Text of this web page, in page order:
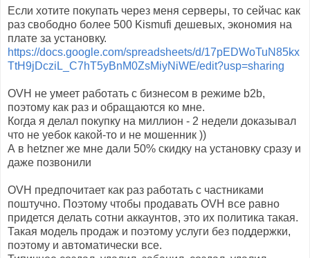
Если хотите покупать через меня серверы, то сейчас как
раз свободно более 500 Kismufi дешевых, экономия на
плате за установку.
https://docs.google.com/spreadsheets/d/17pEDWoTuN85kx
TtH9jDcziL_C7hT5yBnM0ZsMiyNiWE/edit?usp=sharing
OVH не умеет работать с бизнесом в режиме b2b,
поэтому как раз и обращаются ко мне.
Когда я делал покупку на миллион - 2 недели доказывал
что не уебок какой-то и не мошенник ))
А в hetzner же мне дали 50% скидку на установку сразу и
даже позвонили
OVH предпочитает как раз работать с частниками
поштучно. Поэтому чтобы продавать OVH все равно
придется делать сотни аккаунтов, это их политика такая.
Такая модель продаж и поэтому услуги без поддержки,
поэтому и автоматически все.